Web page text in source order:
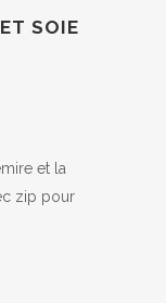
SOIE
€.
et la
zip pour